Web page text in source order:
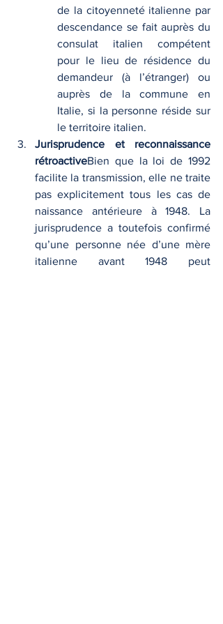
de la citoyenneté italienne par
descendance se fait auprès du
consulat italien compétent
pour le lieu de résidence du
demandeur (à l’étranger) ou
auprès de la commune en
Italie, si la personne réside sur
le territoire italien.
Jurisprudence et reconnaissance
rétroactiveBien que la loi de 1992
facilite la transmission, elle ne traite
pas explicitement tous les cas de
naissance antérieure à 1948. La
jurisprudence a toutefois confirmé
qu’une personne née d’une mère
italienne avant 1948 peut